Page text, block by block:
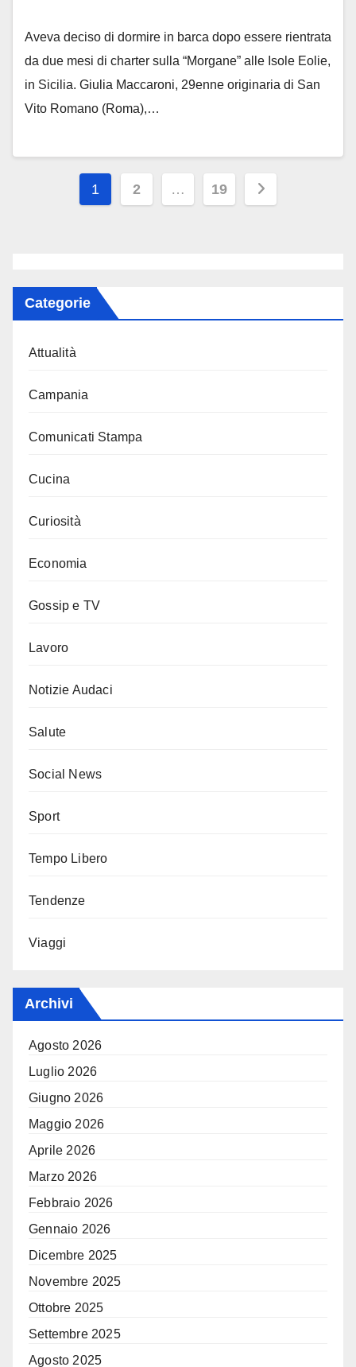
Aveva deciso di dormire in barca dopo essere rientrata
da due mesi di charter sulla “Morgane” alle Isole Eolie,
in Sicilia. Giulia Maccaroni, 29enne originaria di San
Vito Romano (Roma),…
Paginazione
1 2 … 19
Categorie
Attualità
Campania
Comunicati Stampa
Cucina
Curiosità
Economia
Gossip e TV
Lavoro
Notizie Audaci
Salute
Social News
Sport
Tempo Libero
Tendenze
Viaggi
Archivi
Agosto 2026
Luglio 2026
Giugno 2026
Maggio 2026
Aprile 2026
Marzo 2026
Febbraio 2026
Gennaio 2026
Dicembre 2025
Novembre 2025
Ottobre 2025
Settembre 2025
Agosto 2025